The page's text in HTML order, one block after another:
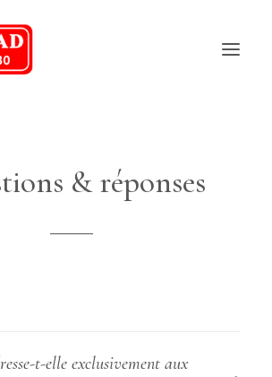
& réponses
t-elle exclusivement aux